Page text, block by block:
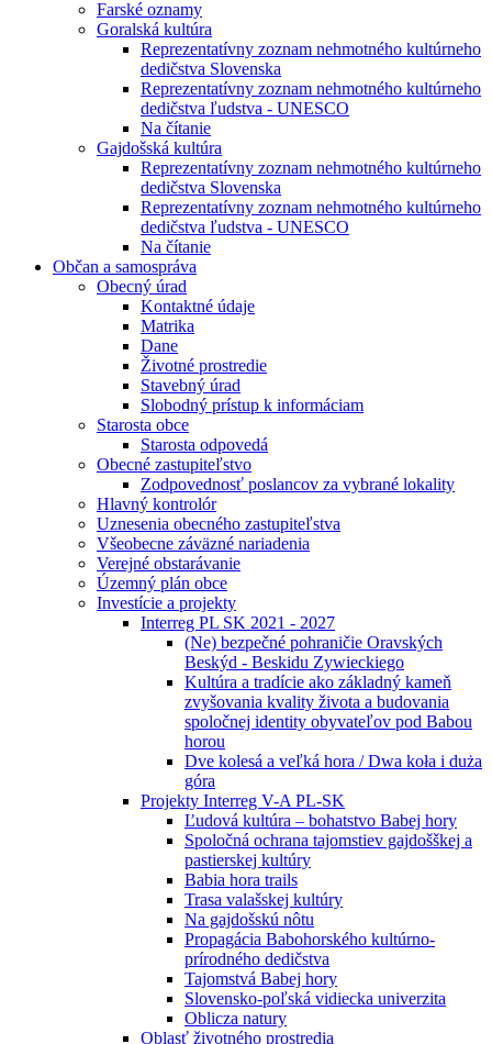
Farské oznamy
Goralská kultúra
Reprezentatívny zoznam nehmotného kultúrneho
dedičstva Slovenska
Reprezentatívny zoznam nehmotného kultúrneho
dedičstva ľudstva - UNESCO
Na čítanie
Gajdošská kultúra
Reprezentatívny zoznam nehmotného kultúrneho
dedičstva Slovenska
Reprezentatívny zoznam nehmotného kultúrneho
dedičstva ľudstva - UNESCO
Na čítanie
Občan a samospráva
Obecný úrad
Kontaktné údaje
Matrika
Dane
Životné prostredie
Stavebný úrad
Slobodný prístup k informáciam
Starosta obce
Starosta odpovedá
Obecné zastupiteľstvo
Zodpovednosť poslancov za vybrané lokality
Hlavný kontrolór
Uznesenia obecného zastupiteľstva
Všeobecne záväzné nariadenia
Verejné obstarávanie
Územný plán obce
Investície a projekty
Interreg PL SK 2021 - 2027
(Ne) bezpečné pohraničie Oravských
Beskýd - Beskidu Zywieckiego
Kultúra a tradície ako základný kameň
zvyšovania kvality života a budovania
spoločnej identity obyvateľov pod Babou
horou
Dve kolesá a veľká hora / Dwa koła i duża
góra
Projekty Interreg V-A PL-SK
Ľudová kultúra – bohatstvo Babej hory
Spoločná ochrana tajomstiev gajdošškej a
pastierskej kultúry
Babia hora trails
Trasa valašskej kultúry
Na gajdošskú nôtu
Propagácia Babohorského kultúrno-
prírodného dedičstva
Tajomstvá Babej hory
Slovensko-poľská vidiecka univerzita
Oblicza natury
Oblasť životného prostredia